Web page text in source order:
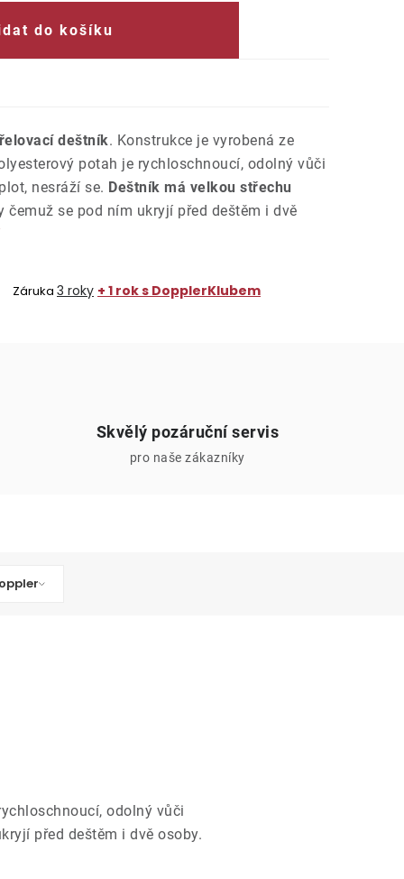
do košíku
deštník. Konstrukce je vyrobená ze
potah je rychloschnoucí, odolný vůči
nesráží se. Deštník má velkou střechu
čemuž se pod ním ukryjí před deštěm i dvě
Záruka 3 roky + 1 rok s DopplerKlubem
Skvělý pozáruční servis
pro naše zákazníky
odolný vůči
před deštěm i dvě osoby.